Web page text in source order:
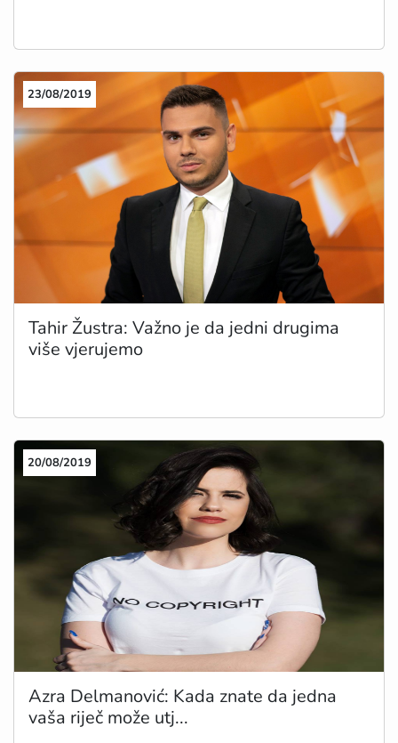
23/08/2019
Tahir Žustra: Važno je da jedni drugima
više vjerujemo
20/08/2019
Azra Delmanović: Kada znate da jedna
vaša riječ može utj...